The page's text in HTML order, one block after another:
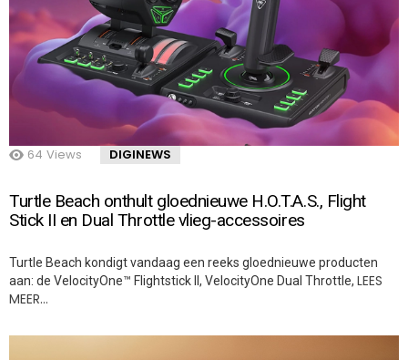
64 Views DIGINEWS
Turtle Beach onthult gloednieuwe H.O.T.A.S., Flight
Stick II en Dual Throttle vlieg-accessoires
Turtle Beach kondigt vandaag een reeks gloednieuwe producten
aan: de VelocityOne™ Flightstick II, VelocityOne Dual Throttle, LEES
MEER…